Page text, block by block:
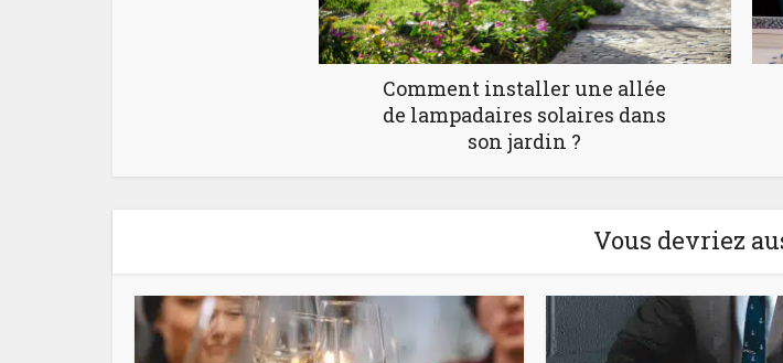
Comment installer une allée
de lampadaires solaires dans
son jardin ?
Vous devriez